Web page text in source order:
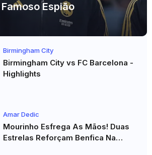
Espião
Birmingham City
Birmingham City vs FC Barcelona -
Highlights
Amar Dedic
Mourinho Esfrega As Mãos! Duas
Estrelas Reforçam Benfica Na